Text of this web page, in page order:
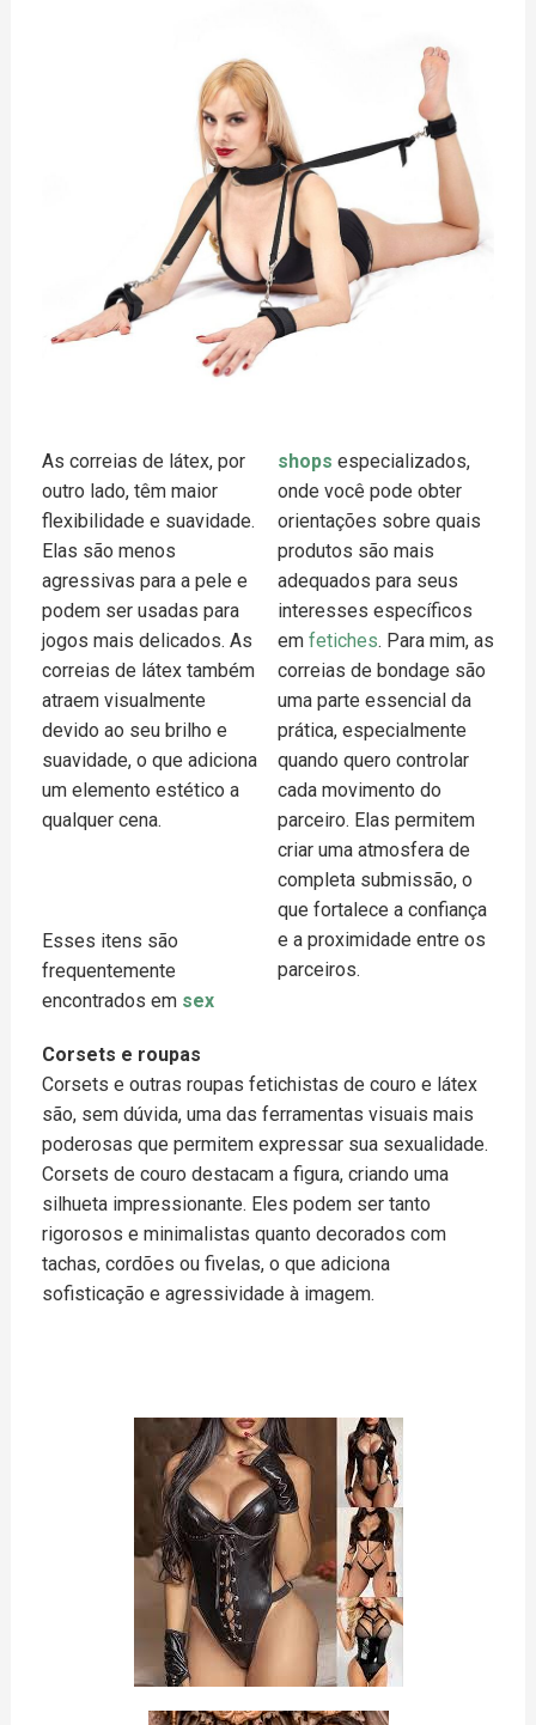
As correias de látex, por
outro lado, têm maior
flexibilidade e suavidade.
Elas são menos
agressivas para a pele e
podem ser usadas para
jogos mais delicados. As
correias de látex também
atraem visualmente
devido ao seu brilho e
suavidade, o que adiciona
um elemento estético a
qualquer cena.
Esses itens são
frequentemente
encontrados em sex
shops especializados,
onde você pode obter
orientações sobre quais
produtos são mais
adequados para seus
interesses específicos
em fetiches. Para mim, as
correias de bondage são
uma parte essencial da
prática, especialmente
quando quero controlar
cada movimento do
parceiro. Elas permitem
criar uma atmosfera de
completa submissão, o
que fortalece a confiança
e a proximidade entre os
parceiros.
Corsets e roupas
Corsets e outras roupas fetichistas de couro e látex
são, sem dúvida, uma das ferramentas visuais mais
poderosas que permitem expressar sua sexualidade.
Corsets de couro destacam a figura, criando uma
silhueta impressionante. Eles podem ser tanto
rigorosos e minimalistas quanto decorados com
tachas, cordões ou fivelas, o que adiciona
sofisticação e agressividade à imagem.